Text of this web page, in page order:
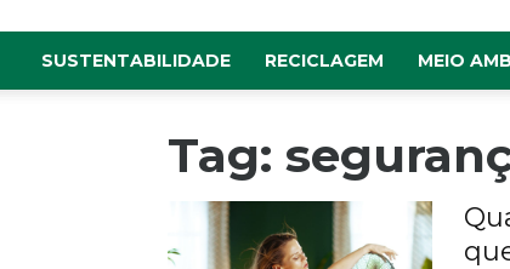
SUSTENTABILIDADE RECICLAGEM MEIO
Tag: